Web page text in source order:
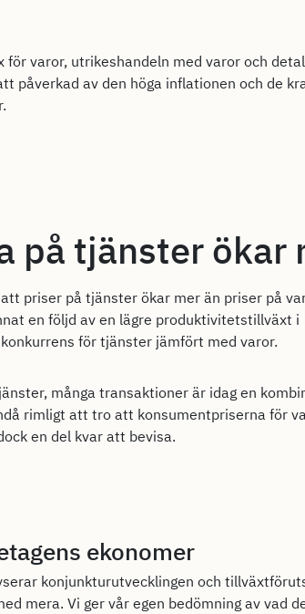
varor, utrikeshandeln med varor och
påverkad av den höga inflationen och de
på tjänster ökar
priser på tjänster ökar mer än priser på
en följd av en lägre produktivitetstillväxt i
för tjänster jämfört med varor.
många transaktioner är idag en
rimligt att tro att konsumentpriserna för
en del kvar att bevisa.
ekonomer
konjunkturutvecklingen och
mera. Vi ger vår egen bedömning av vad